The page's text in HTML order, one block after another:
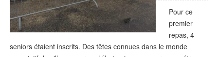
Pour ce
premier
repas, 4
seniors étaient inscrits. Des têtes connues dans le monde